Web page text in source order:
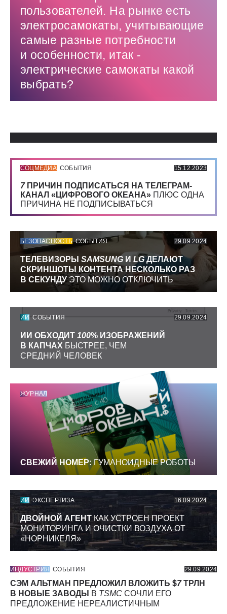
пользователей. На рынке есть
электросамокаты, учитывающие
самые разные потребности
и особенности, итак -
электрические самокаты какой
выбрать?
СОЦМЕДИА СОБЫТИЯ 15.12.2023
7 ПРИЧИН ПОДПИСАТЬСЯ НА ТЕЛЕГРАМ-
КАНАЛ «ЦИФРОВОГО ОКЕАНА» ПЛЮС ОДНА
ПРИЧИНА НЕ ПОДПИСЫВАТЬСЯ
БЕЗОПАСНОСТЬ СОБЫТИЯ 29.09.2024
ТЕЛЕВИЗОРЫ SAMSUNG И LGДЕЛАЮТ
СКРИНШОТЫ КОНТЕНТА НЕСКОЛЬКО РАЗ
В СЕКУНДУЭТО МОЖНО ОТКЛЮЧИТЬ
ИИ СОБЫТИЯ 29.09.2024
ИИ ОБХОДИТ 100% ИЗОБРАЖЕНИЙ
В КАПЧАХ БЫСТРЕЕ, ЧЕМ
СРЕДНИЙ ЧЕЛОВЕК
ЖУРНАЛ
СВЕЖИЙ НОМЕР: ГУМАНОИДНЫЕ РОБОТЫ
ИИ ЭКСПЕРТИЗА 16.09.2024
ДВОЙНОЙ АГЕНТКАК УСТРОЕН ПРОЕКТ
МОНИТОРИНГА И ОЧИСТКИ ВОЗДУХА ОТ
«НОРНИКЕЛЯ»
ИНДУСТРИЯ СОБЫТИЯ 29.09.2024
СЭМ АЛЬТМАН ПРЕДЛОЖИЛ ВЛОЖИТЬ $7ТРЛН
В НОВЫЕ ЗАВОДЫ
В TSMC СОЧЛИ ЕГО
ПРЕДЛОЖЕНИЕ НЕРЕАЛИСТИЧНЫМ